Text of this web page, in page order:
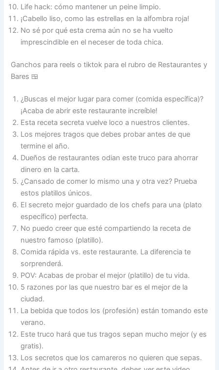
Life hack: cómo mantener un peine limpio.
¡Cabello liso, como las estrellas en la alfombra roja!
No sé por qué esta crema aún no se ha vuelto
imprescindible en el neceser de toda chica.
Ganchos para reels o tiktok para el rubro de Restaurantes y
Bares 🍱
¿Buscas el mejor lugar para comer (comida específica)?
¡Acaba de abrir este restaurante increíble!
Esta receta secreta vuelve loco a nuestros clientes.
Los mejores tragos que debes probar antes de que
termine el año.
Dueños de restaurantes odian este truco para ahorrar
dinero en la carta.
¿Cansado de comer lo mismo una y otra vez? Prueba
estos platillos únicos.
El secreto mejor guardado de los chefs para una (plato
específico) perfecta.
No puedo creer que esté compartiendo la receta de
nuestro famoso (platillo).
Comida rápida vs. este restaurante. La diferencia te
sorprenderá.
POV: Acabas de probar el mejor (platillo) de tu vida.
5 razones por las que nuestro bar es el mejor de la
ciudad.
La bebida que todos los (profesión) están tomando este
verano.
Este truco hará que tus tragos sepan mucho mejor (y es
gratis).
Los secretos que los camareros no quieren que sepas.